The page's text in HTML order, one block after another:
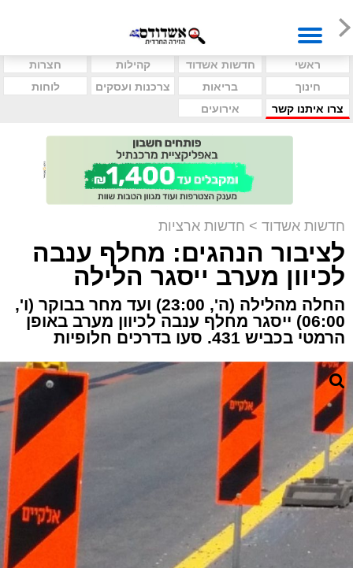
ראשי חדשות אשדוד קהילות
חצרות
חינוך
בריאות צרכנות ועסקים
לוחות
צרו איתנו קשר
אירועים
חדשות אשדוד > חדשות ארציות
לציבור הנהגים: מחלף ענבה
לכיוון מערב ייסגר הלילה
החלה מהלילה (ה', 23:00) ועד מחר בבוקר (ו',
06:00) ייסגר מחלף ענבה לכיוון מערב באופן
הרמטי בכביש 431. סעו בדרכים חלופיות